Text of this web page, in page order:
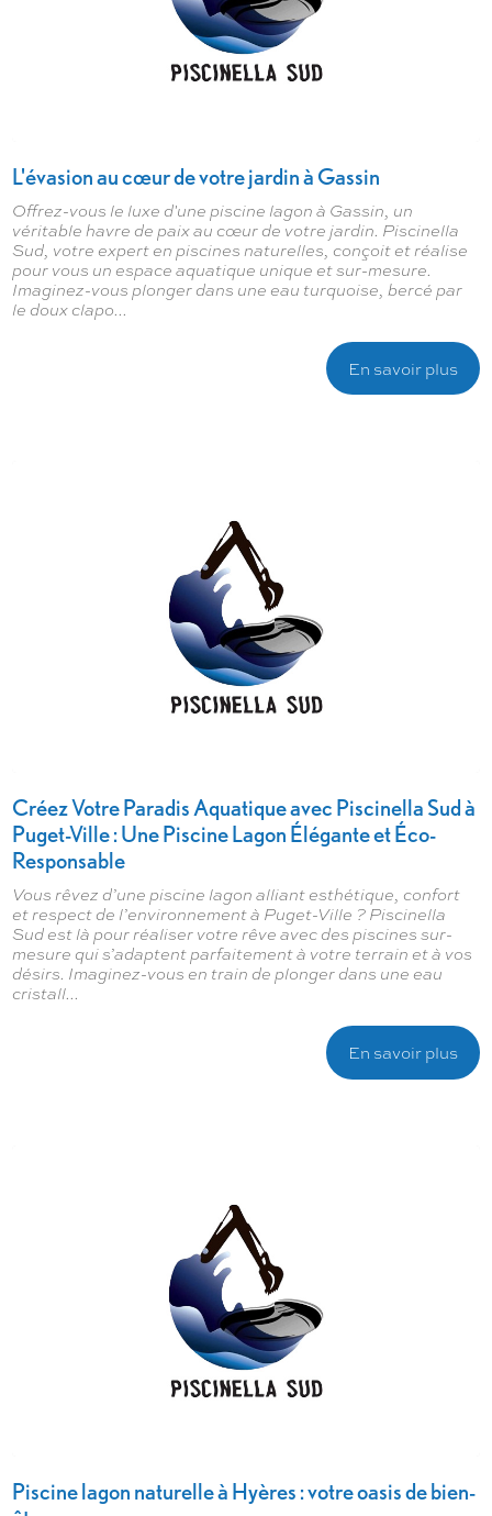
L'évasion au cœur de votre jardin à Gassin
Offrez-vous le luxe d'une piscine lagon à Gassin, un
véritable havre de paix au cœur de votre jardin. Piscinella
Sud, votre expert en piscines naturelles, conçoit et réalise
pour vous un espace aquatique unique et sur-mesure.
Imaginez-vous plonger dans une eau turquoise, bercé par
le doux clapo...
En savoir plus
Créez Votre Paradis Aquatique avec Piscinella Sud à
Puget-Ville : Une Piscine Lagon Élégante et Éco-
Responsable
Vous rêvez d’une piscine lagon alliant esthétique, confort
et respect de l’environnement à Puget-Ville ? Piscinella
Sud est là pour réaliser votre rêve avec des piscines sur-
mesure qui s’adaptent parfaitement à votre terrain et à vos
désirs. Imaginez-vous en train de plonger dans une eau
cristall...
En savoir plus
Piscine lagon naturelle à Hyères : votre oasis de bien-